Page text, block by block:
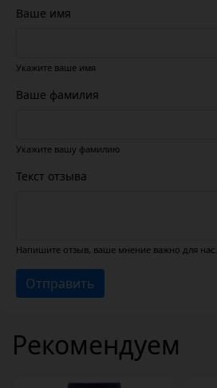
Ваше имя
Укажите ваше имя
Ваше фамилия
Укажите вашу фамилию
Текст отзыва
Напишите отзыв, ваше мнение важно для нас.
Отправить
Рекомендуем